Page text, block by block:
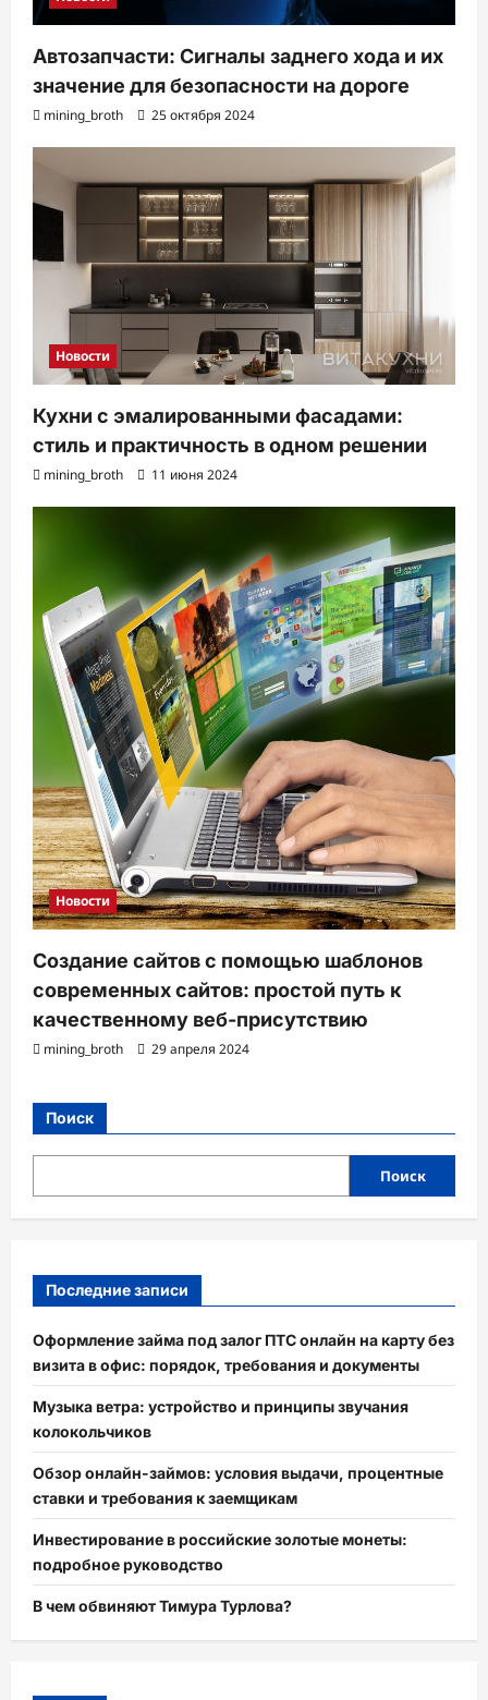
Автозапчасти: Сигналы заднего хода и их
значение для безопасности на дороге
mining_broth 25 октября 2024
Новости
Кухни с эмалированными фасадами:
стиль и практичность в одном решении
mining_broth 11 июня 2024
Новости
Создание сайтов с помощью шаблонов
современных сайтов: простой путь к
качественному веб-присутствию
mining_broth 29 апреля 2024
Поиск
Поиск
Последние записи
Оформление займа под залог ПТС онлайн на карту без
визита в офис: порядок, требования и документы
Музыка ветра: устройство и принципы звучания
колокольчиков
Обзор онлайн-займов: условия выдачи, процентные
ставки и требования к заемщикам
Инвестирование в российские золотые монеты:
подробное руководство
В чем обвиняют Тимура Турлова?